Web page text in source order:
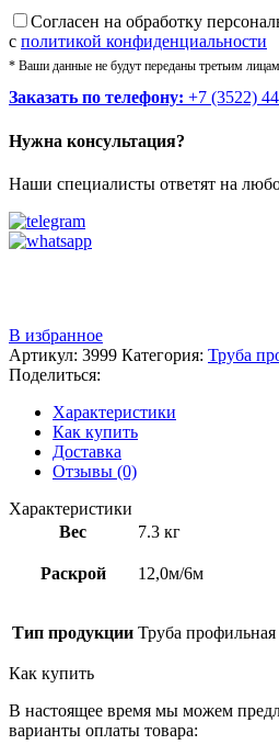
Cогласен на обработку
с политикой конфиденциальности
* Ваши данные не будут переданы третьим
Заказать по телефону: +7 (3522)
Нужна консультация?
Наши специалисты ответят на
В избранное
Артикул: 3999 Категория: Труба
Поделиться:
Характеристики
Как купить
Доставка
Отзывы (0)
Характеристики
Вес
7.3 кг
Раскрой 12,0м/6м
Тип продукции Труба профильная
Как купить
В настоящее время мы можем
варианты оплаты товара: